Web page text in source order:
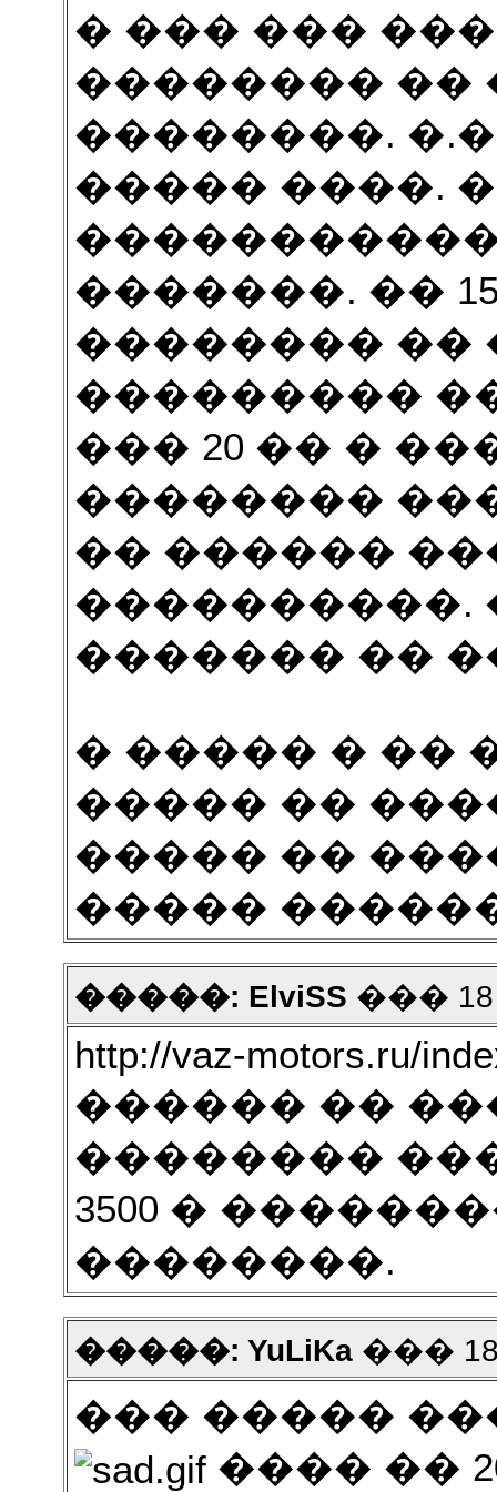
� ��� ���
�������� ��
��������.
����� ����.
�������. ��
�������� ��
���������
��� 20 �� �
��������
�� ������
����������.
������� ��
� ����� � ��
����� ��
����� ��
�����
�����: ElviSS ��� 18
http://vaz-motors.ru/
������ ��
��������
3500 �
��������.
�����: YuLiKa��� 18
��� �����
���� ��